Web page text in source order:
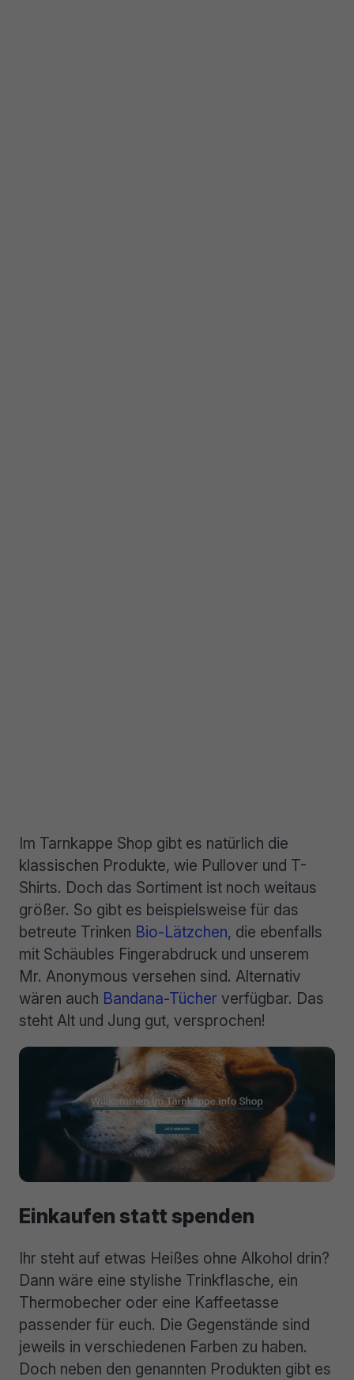
Im Tarnkappe Shop gibt es natürlich die
klassischen Produkte, wie Pullover und T-
Shirts. Doch das Sortiment ist noch weitaus
größer. So gibt es beispielsweise für das
betreute Trinken Bio-Lätzchen, die ebenfalls
mit Schäubles Fingerabdruck und unserem
Mr. Anonymous versehen sind. Alternativ
wären auch Bandana-Tücher verfügbar. Das
steht Alt und Jung gut, versprochen!
Einkaufen statt spenden
Ihr steht auf etwas Heißes ohne Alkohol drin?
Dann wäre eine stylishe Trinkflasche, ein
Thermobecher oder eine Kaffeetasse
passender für euch. Die Gegenstände sind
jeweils in verschiedenen Farben zu haben.
Doch neben den genannten Produkten gibt es